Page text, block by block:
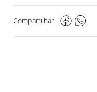
Compartilhar